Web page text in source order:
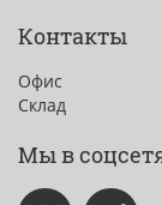
Контакты
Офис
Склад
Мы в